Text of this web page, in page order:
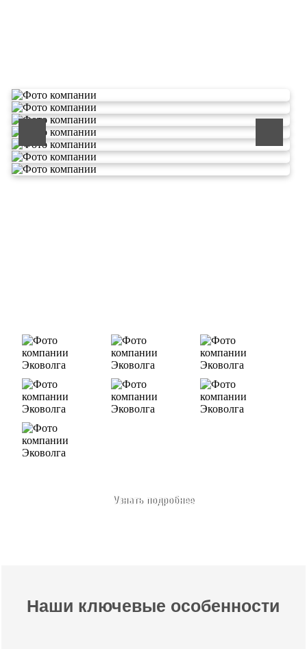
ООО «ЭКОВОЛГА» является современной и
Узнать подробнее
Наши ключевые особенности